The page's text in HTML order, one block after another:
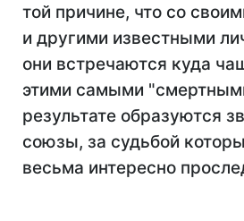
той причине, что со
и другими известными
они встречаются куда
этими самыми
результате образуются
союзы, за судьбой
весьма интересно